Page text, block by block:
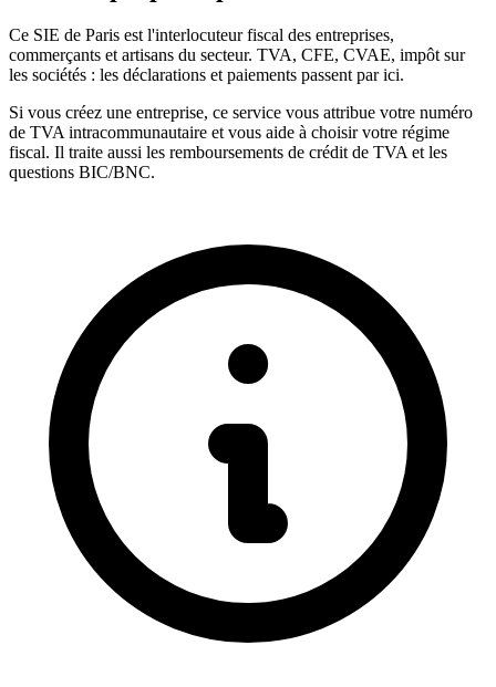
Ce SIE de Paris est l'interlocuteur fiscal des entreprises,
commerçants et artisans du secteur. TVA, CFE, CVAE, impôt sur
les sociétés : les déclarations et paiements passent par ici.
Si vous créez une entreprise, ce service vous attribue votre numéro
de TVA intracommunautaire et vous aide à choisir votre régime
fiscal. Il traite aussi les remboursements de crédit de TVA et les
questions BIC/BNC.